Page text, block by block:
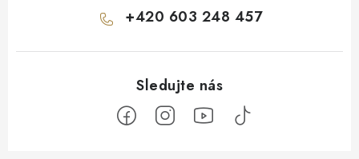
+420 603 248 457